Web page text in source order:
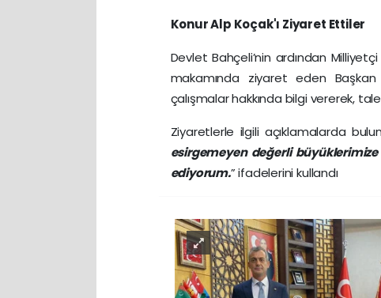
Konur Alp Koçak'ı Ziyaret Ettiler
Devlet Bahçeli’nin ardından
makamında ziyaret eden Başkan
çalışmalar hakkında bilgi vererek,
Ziyaretlerle ilgili açıklamalarda
esirgemeyen değerli
ediyorum.” ifadelerini kullandı